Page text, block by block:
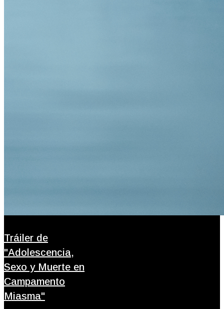
Tráiler de
"Adolescencia,
Sexo y Muerte en
Campamento
Miasma"